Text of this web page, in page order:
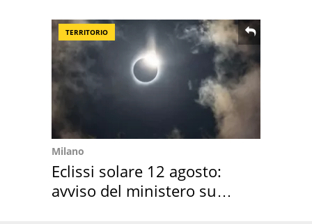
TERRITORIO
Milano
Eclissi solare 12 agosto:
avviso del ministero su